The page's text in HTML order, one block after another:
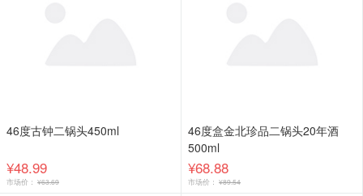
46度古钟二锅头450ml
¥48.99
市场价： ¥63.69
46度盒金北珍品二锅头20年酒
500ml
¥68.88
市场价： ¥89.54